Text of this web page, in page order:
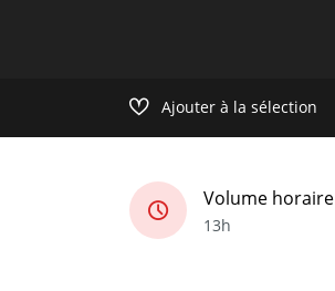
Ajouter à la sélection
Volume horaire
13h